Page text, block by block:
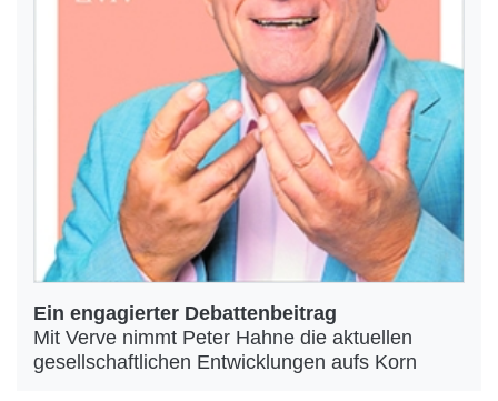
Ein engagierter Debattenbeitrag
Mit Verve nimmt Peter Hahne die aktuellen
gesellschaftlichen Entwicklungen aufs Korn